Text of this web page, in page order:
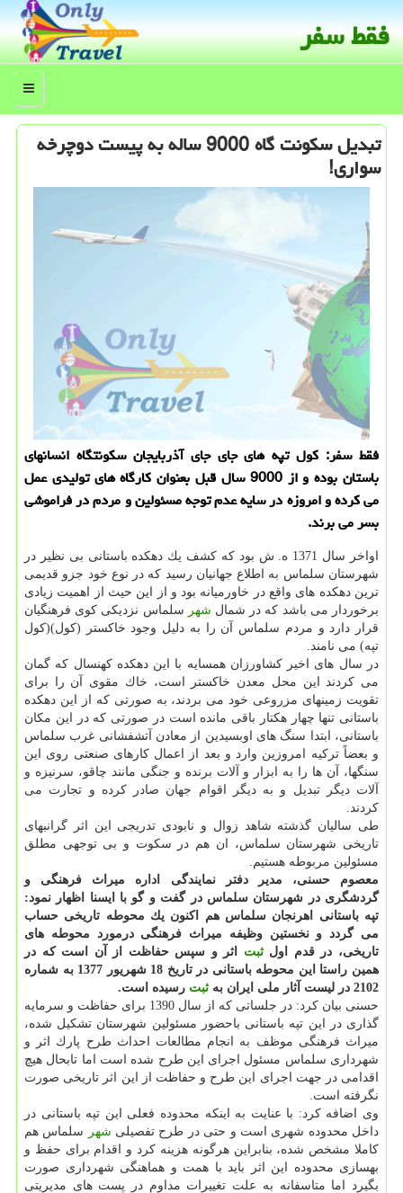
فقط سفر
منو
تبدیل سكونت گاه 9000 ساله به پیست دوچرخه
سواری!
فقط سفر: كول تپه های جای جای آذربایجان سكونتگاه انسانهای
باستان بوده و از 9000 سال قبل بعنوان كارگاه های تولیدی عمل
می كرده و امروزه در سایه عدم توجه مسئولین و مردم در فراموشی
بسر می برند.
اواخر سال 1371 ه. ش بود كه كشف یك دهكده باستانی بی نظیر در
شهرستان سلماس به اطلاع جهانیان رسید كه در نوع خود جزو قدیمی
ترین دهكده های واقع در خاورمیانه بود و از این حیث از اهمیت زیادی
برخوردار می باشد كه در شمال شهر سلماس نزدیكی كوی فرهنگیان
قرار دارد و مردم سلماس آن را به دلیل وجود خاكستر (كول)(كول
تپه) می نامند.
در سال های اخیر كشاورزان همسایه با این دهكده كهنسال كه گمان
می كردند این محل معدن خاكستر است، خاك مقوی آن را برای
تقویت زمینهای مزروعی خود می بردند، به صورتی كه از این دهكده
باستانی تنها چهار هكتار باقی مانده است در صورتی كه در این مكان
باستانی، ابتدا سنگ های اوبسیدین از معادن آتشفشانی غرب سلماس
و بعضاً تركیه امروزین وارد و بعد از اعمال كارهای صنعتی روی این
سنگها، آن ها را به ابزار و آلات برنده و جنگی مانند چاقو، سرنیزه و
آلات دیگر تبدیل و به دیگر اقوام جهان صادر كرده و تجارت می
كردند.
طی سالیان گذشته شاهد زوال و نابودی تدریجی این اثر گرانبهای
تاریخی شهرستان سلماس، ان هم در سكوت و بی توجهی مطلق
مسئولین مربوطه هستیم.
معصوم حسنی، مدیر دفتر نمایندگی اداره میراث فرهنگی و
گردشگری در شهرستان سلماس در گفت و گو با ایسنا اظهار نمود:
تپه باستانی اهرنجان سلماس هم اكنون یك محوطه تاریخی حساب
می گردد و نخستین وظیفه میراث فرهنگی درمورد محوطه های
تاریخی، در قدم اولثبت اثر و سپس حفاظت از آن است كه در
همین راستا این محوطه باستانی در تاریخ 18 شهریور 1377 به شماره
2102 در لیست آثار ملی ایران به
ثبت رسیده است.
حسنی بیان كرد: در جلساتی كه از سال 1390 برای حفاظت و سرمایه
گذاری در این تپه باستانی باحضور مسئولین شهرستان تشكیل شده،
میراث فرهنگی موظف به انجام مطالعات احداث طرح پارك اثر و
شهرداری سلماس مسئول اجرای این طرح شده است اما تابحال هیچ
اقدامی در جهت اجرای این طرح و حفاظت از این اثر تاریخی صورت
نگرفته است.
وی اضافه كرد: با عنایت به اینكه محدوده فعلی این تپه باستانی در
داخل محدوده شهری است و حتی در طرح تفصیلی شهر
سلماس هم
كاملا مشخص شده، بنابراین هرگونه هزینه كرد و اقدام برای حفظ و
بهسازی محدوده این اثر باید با همت و هماهنگی شهرداری صورت
بگیرد اما متاسفانه به علت تغییرات مداوم در پست های مدیریتی